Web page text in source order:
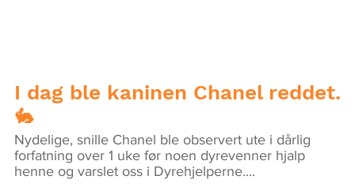
I dag ble kaninen Chanel reddet.
🐇
Nydelige, snille Chanel ble observert ute i dårlig
forfatning over 1 uke før noen dyrevenner hjalp
henne og varslet oss i Dyrehjelperne....